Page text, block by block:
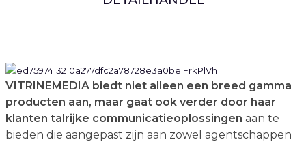
VITRINEMEDIA biedt niet alleen een breed gamma
producten aan, maar gaat ook verder door haar
klanten talrijke communicatieoplossingen aan te
bieden die aangepast zijn aan zowel agentschappen